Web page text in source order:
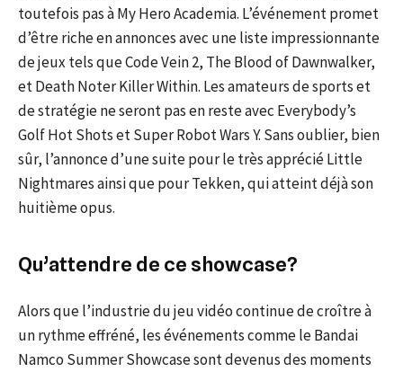
toutefois pas à My Hero Academia. L’événement promet
d’être riche en annonces avec une liste impressionnante
de jeux tels que Code Vein 2, The Blood of Dawnwalker,
et Death Noter Killer Within. Les amateurs de sports et
de stratégie ne seront pas en reste avec Everybody’s
Golf Hot Shots et Super Robot Wars Y. Sans oublier, bien
sûr, l’annonce d’une suite pour le très apprécié Little
Nightmares ainsi que pour Tekken, qui atteint déjà son
huitième opus.
Qu’attendre de ce showcase?
Alors que l’industrie du jeu vidéo continue de croître à
un rythme effréné, les événements comme le Bandai
Namco Summer Showcase sont devenus des moments